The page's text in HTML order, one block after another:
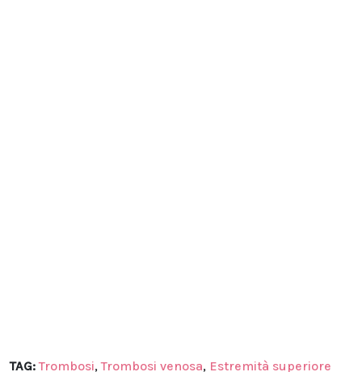
TAG: Trombosi,Trombosi venosa, Estremità superiore